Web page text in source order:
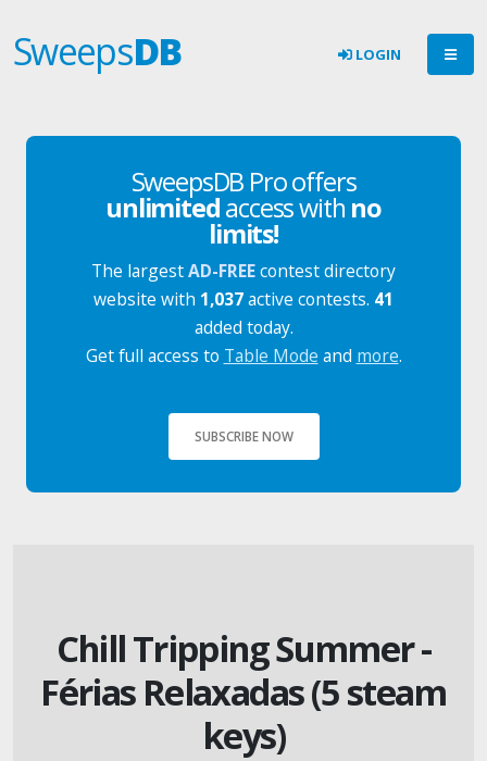
SweepsDB LOGIN
SweepsDB Pro offers
unlimitedaccess with no
limits!
The largestAD-FREEcontest directory
website with 1,037active contests. 41
added today.
Get full access to Table Mode and more.
SUBSCRIBE NOW
Chill Tripping Summer -
Férias Relaxadas (5 steam
keys)